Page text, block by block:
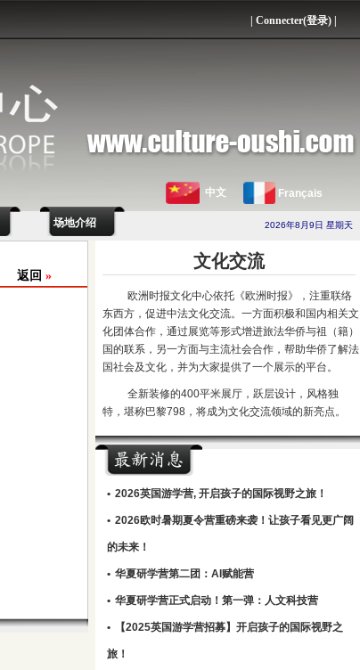
Connecter(登录)
中文 Français
场地介绍 2026年8月9日 星期天
返回 »
文化交流
欧洲时报文化中心依托《欧洲时报》，注重联络
东西方，促进中法文化交流。一方面积极和国内相关文
化团体合作，通过展览等形式增进旅法华侨与祖（籍）
国的联系，另一方面与主流社会合作，帮助华侨了解法
国社会及文化，并为大家提供了一个展示的平台。
全新装修的400平米展厅，跃层设计，风格独
特，堪称巴黎798，将成为文化交流领域的新亮点。
• 2026英国游学营, 开启孩子的国际视野之旅！
• 2026欧时暑期夏令营重磅来袭！让孩子看见更广阔
的未来！
• 华夏研学营第二团：AI赋能营
• 华夏研学营正式启动！第一弹：人文科技营
• 【2025英国游学营招募】开启孩子的国际视野之
旅！